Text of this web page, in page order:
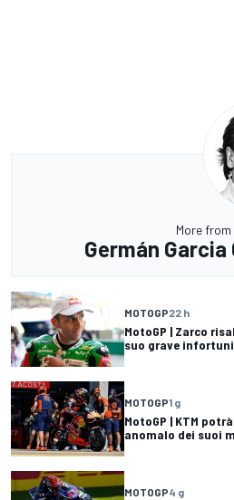
More from
Germán Garcia
MOTOGP22 h
MotoGP | Zarco
suo grave
MOTOGP1 g
MotoGP | KTM
anomalo dei suoi
MOTOGP4 g